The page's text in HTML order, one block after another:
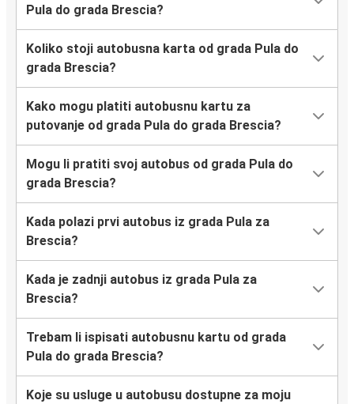
Pula do grada Brescia?
Koliko stoji autobusna karta od grada Pula do
grada Brescia?
Kako mogu platiti autobusnu kartu za
putovanje od grada Pula do grada Brescia?
Mogu li pratiti svoj autobus od grada Pula do
grada Brescia?
Kada polazi prvi autobus iz grada Pula za
Brescia?
Kada je zadnji autobus iz grada Pula za
Brescia?
Trebam li ispisati autobusnu kartu od grada
Pula do grada Brescia?
Koje su usluge u autobusu dostupne za moju